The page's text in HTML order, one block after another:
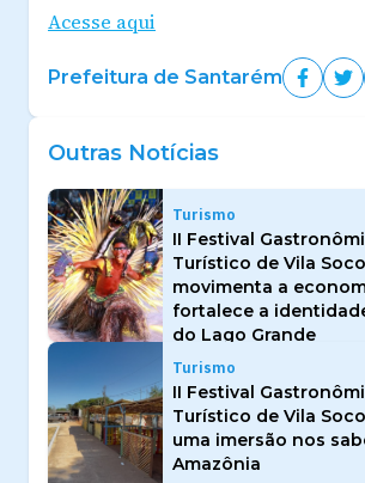
Acesse aqui
Prefeitura de Santarém
Outras Notícias
Turismo
II Festival
Turístico de Vila
movimenta a
fortalece a
do Lago Grande
Turismo
II Festival
Turístico de Vila
uma imersão nos
Amazônia